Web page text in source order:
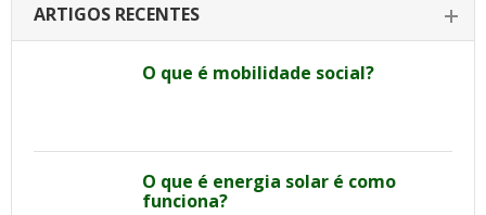
ARTIGOS RECENTES
O que é mobilidade social?
O que é energia solar é como
funciona?